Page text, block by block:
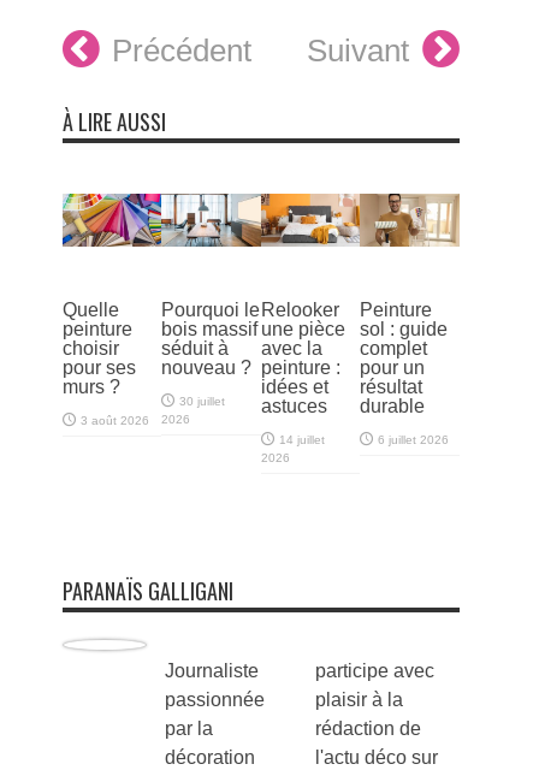
Précédent Suivant
À LIRE AUSSI
Quelle
peinture
choisir
pour ses
murs ?
3 août 2026
Pourquoi le
bois massif
séduit à
nouveau ?
30 juillet
2026
Relooker
une pièce
avec la
peinture :
idées et
astuces
14 juillet
2026
Peinture
sol : guide
complet
pour un
résultat
durable
6 juillet 2026
PARANAÏS GALLIGANI
Journaliste
passionnée
par la
décoration
participe avec
plaisir à la
rédaction de
l'actu déco sur